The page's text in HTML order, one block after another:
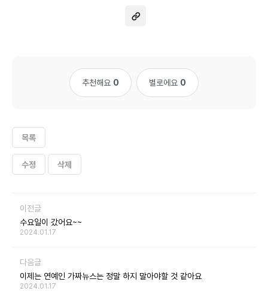
추천해요 0 별로에요 0
목록
수정 삭제
이전글
수요일이 갔어요~~
2024.01.17
다음글
이제는 연예인 가짜뉴스는 정말 하지 말아야할 것 같아요
2024.01.17